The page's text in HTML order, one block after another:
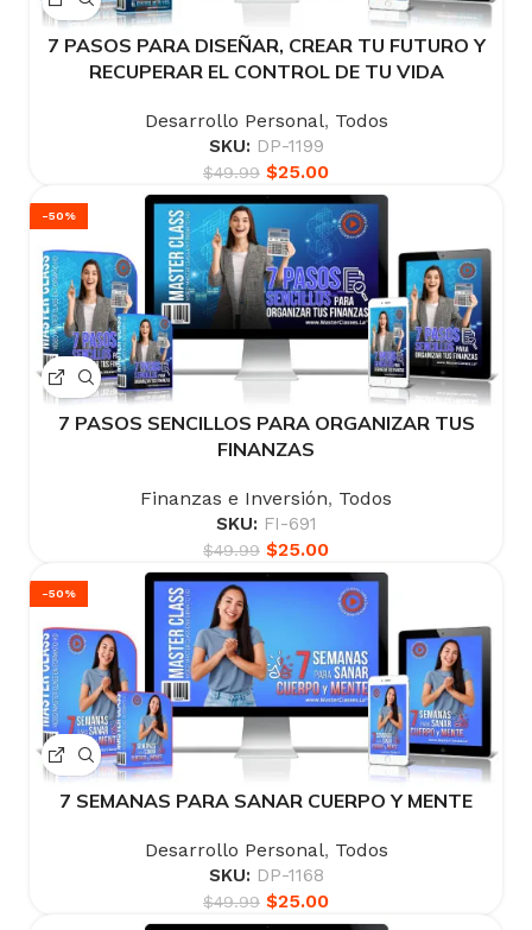
7 PASOS PARA DISEÑAR, CREAR TU FUTURO Y
RECUPERAR EL CONTROL DE TU VIDA
Desarrollo Personal, Todos
SKU: DP-1199
$49.99 $25.00
-50%
7 PASOS SENCILLOS PARA ORGANIZAR TUS
FINANZAS
Finanzas e Inversión, Todos
SKU: FI-691
$49.99 $25.00
-50%
7 SEMANAS PARA SANAR CUERPO Y MENTE
Desarrollo Personal, Todos
SKU: DP-1168
$49.99 $25.00